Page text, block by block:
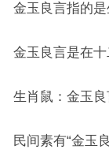
金玉良言指的
金玉良言是在
生肖鼠：金玉
民间素有“金玉